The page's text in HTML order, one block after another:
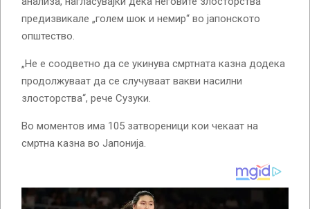
предизвикале „голем шок и немир“ во јапонското
општество.
„Не е соодветно да се укинува смртната казна додека
продолжуваат да се случуваат вакви насилни
злосторства“, рече Сузуки.
Во моментов има 105 затвореници кои чекаат на
смртна казна во Јапонија.